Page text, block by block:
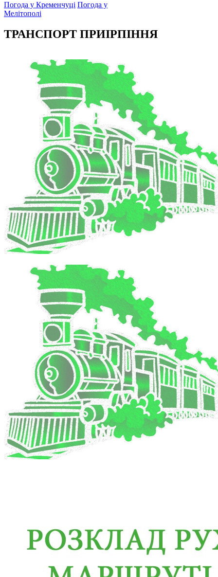
Погода у Кременчуці Погода у
Мелітополі
ТРАНСПОРТ ПРИІРПІННЯ